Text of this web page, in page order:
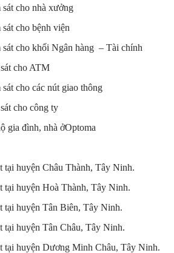
cho nhà xưởng
cho bệnh viện
sát cho khối Ngân hàng – Tài chính
cho ATM
cho các nút giao thông
cho công ty
gia đình, nhà ởOptoma
tại huyện Châu Thành, Tây Ninh.
tại huyện Hoà Thành, Tây Ninh.
tại huyện Tân Biên, Tây Ninh.
tại huyện Tân Châu, Tây Ninh.
tại huyện Dương Minh Châu, Tây Ninh.